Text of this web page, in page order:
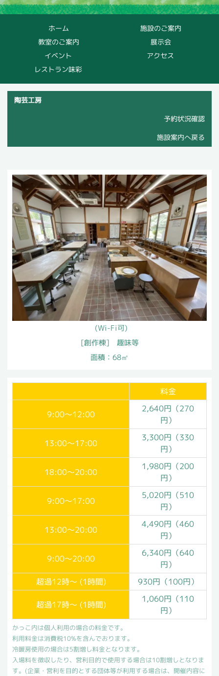
ホーム
施設のご案内
教室のご案内
展示会
イベント アクセス
レストラン味彩
陶芸工房
予約状況確認
施設案内へ戻る
(Wi-Fi可)
[創作棟] 趣味等
面積：68㎡
料金
9:00～12:00
2,640円（270
円）
13:00～17:00
3,300円（330
円）
18:00～20:00
1,980円（200
円）
9:00～17:00
5,020円（510
円）
13:00～20:00
4,490円（460
円）
9:00～20:00
6,340円（640
円）
超過12時～ (1時間)
930円（100円）
超過17時～ (1時間)
1,060円（110
円）
かっこ内は個人利用の場合の料金です。
利用料金は消費税10%を含んでおります。
冷暖房使用の場合は5割増し料金となります。
入場料を徴収したり、営利目的で使用する場合は10割増しとなりま
す。(企業・営利を目的とする団体等が利用する場合は、開催内容に